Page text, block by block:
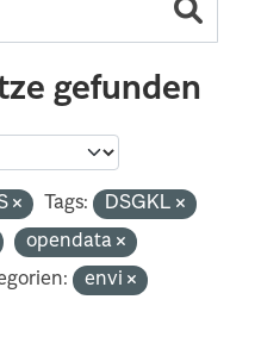
gefunden
Tags:
DSGKL
opendata
envi